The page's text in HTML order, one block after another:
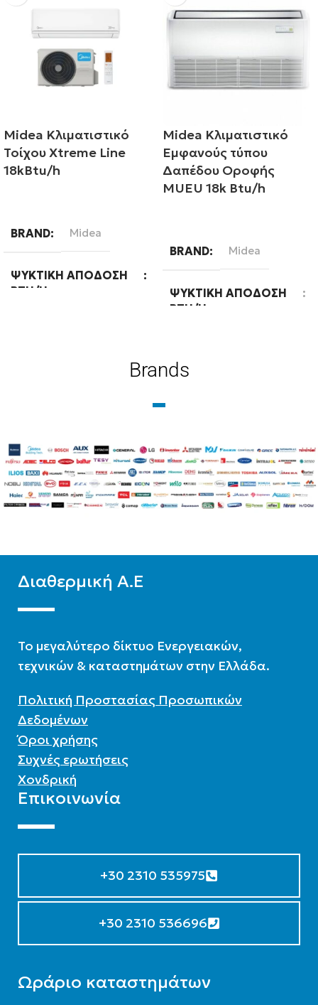
Midea Κλιματιστικό
Τοίχου Xtreme Line
18kBtu/h
BRAND Midea
ΨΥΚΤΙΚΉ ΑΠΌΔΟΣΗ
BTU/H
WIFI Standard
ΧΡΏΜΑ Λευκό
Midea Κλιματιστικό
Εμφανούς τύπου
Δαπέδου Οροφής
MUEU 18k Btu/h
BRAND Midea
ΨΥΚΤΙΚΉ ΑΠΌΔΟΣΗ
BTU/H
Brands
Διαθερμική Α.Ε
To μεγαλύτερο δίκτυο Ενεργειακών,
τεχνικών & καταστημάτων στην Ελλάδα.
Πολιτική Προστασίας Προσωπικών
Δεδομένων
Όροι χρήσης
Συχνές ερωτήσεις
Χονδρική
Επικοινωνία
+30 2310 535975
+30 2310 536696
Ωράριο καταστημάτων